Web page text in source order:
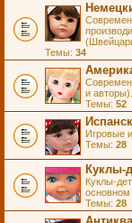
Темы: 34
и
Темы: 52
Игровые
Темы: 28
Куклы-
Куклы-
основном
Темы: 28